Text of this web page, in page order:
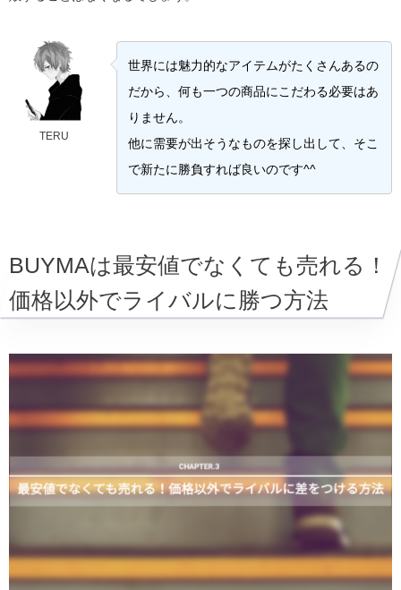
TERU
世界には魅力的なアイテムがたくさんあるの
だから、何も一つの商品にこだわる必要はあ
りません。
他に需要が出そうなものを探し出して、そこ
で新たに勝負すれば良いのです^^
BUYMAは最安値でなくても売れる！
価格以外でライバルに勝つ方法